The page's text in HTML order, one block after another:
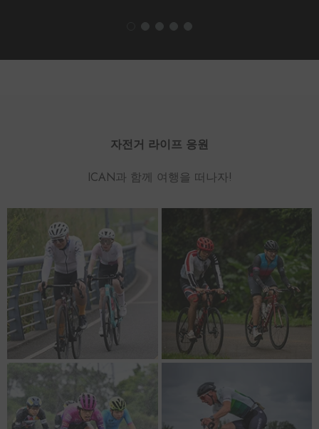
자전거 라이프 응원
ICAN과 함께 여행을 떠나자!